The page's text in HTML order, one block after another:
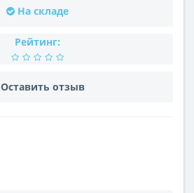
На складе
Рейтинг:
Оставить отзыв